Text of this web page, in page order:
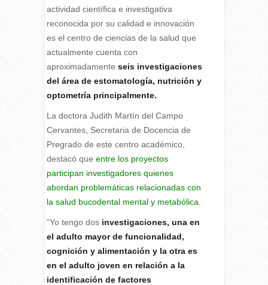
actividad científica e investigativa
reconocida por su calidad e innovación
es el centro de ciencias de la salud que
actualmente cuenta con
aproximadamente seis investigaciones
del área de estomatología, nutrición y
optometría principalmente.
La doctora Judith Martín del Campo
Cervantes, Secretaria de Docencia de
Pregrado de este centro académico,
destacó que entre los proyectos
participan investigadores quienes
abordan problemáticas relacionadas con
la salud bucodental mental y metabólica.
“Yo tengo dosinvestigaciones, una en
el adulto mayor de funcionalidad,
cognición y alimentación y la otra es
en el adulto joven en relación a la
identificación de factores